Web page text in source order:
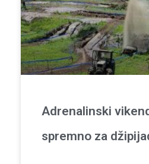
Adrenalinski
spremno za